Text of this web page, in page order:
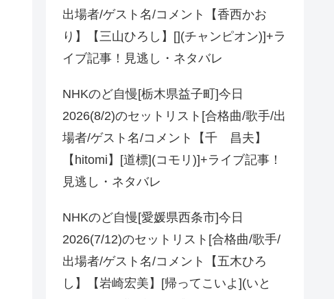
出場者/ゲスト名/コメント【香西かお
り】【三山ひろし】[](チャンピオン)]+ラ
イブ記事！見逃し・ネタバレ
NHKのど自慢[栃木県益子町]今日
2026(8/2)のセットリスト[合格曲/歌手/出
場者/ゲスト名/コメント【千 昌夫】
【hitomi】[道標](コモリ)]+ライブ記事！
見逃し・ネタバレ
NHKのど自慢[愛媛県西条市]今日
2026(7/12)のセットリスト[合格曲/歌手/
出場者/ゲスト名/コメント【五木ひろ
し】【岩崎宏美】[帰ってこいよ](いと